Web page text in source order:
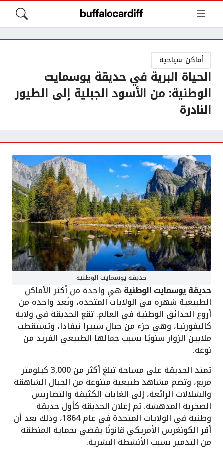
أماكن سياحية
الحياة البرية في حديقة يوسمايت
الوطنية: من الأسود الجبلية إلى الطيور
النادرة
حديقة يوسمايت الوطنية
حديقة يوسمايت الوطنية هي واحدة من أكثر الأماكن
الطبيعية شهرة في الولايات المتحدة، وتُعد واحدة من
أروع الحدائق الوطنية في العالم. تقع الحديقة في ولاية
كاليفورنيا، وهي جزء من جبال سييرا نيفادا، وتستقطب
ملايين الزوار سنويًا بسبب جمالها الطبيعي الفريد من
نوعه.
تمتد الحديقة على مساحة تبلغ أكثر من 3,000 كيلومتر
مربع، وتضم مشاهد طبيعية متنوعة من الجبال الشاهقة
والشلالات الرائعة، إلى الغابات الكثيفة والتضاريس
الصخرية المدهشة. تم إعلان الحديقة كأول حديقة
وطنية في الولايات المتحدة في عام 1864، وذلك بعد أن
أقر الكونغرس الأمريكي قانونًا يقضي بحماية المنطقة
من التدمير بسبب الأنشطة البشرية.